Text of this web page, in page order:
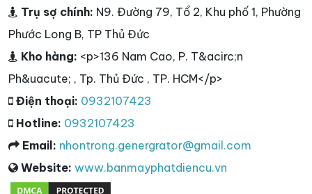
Trụ sợ chính: N9. Đường 79, Tổ 2, Khu phố 1, Phường
Phước Long B, TP Thủ Đức
Kho hàng: <p>136 Nam Cao, P. T&acirc;n
Ph&uacute; , Tp. Thủ Đức , TP. HCM</p>
Điện thoại: 0932107423
Hotline: 0932107423
Email: nhontrong.genergrator@gmail.com
Website: www.banmayphatdiencu.vn